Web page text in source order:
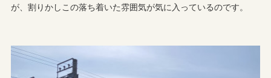
が、割りかしこの落ち着いた雰囲気が気に入っているのです。